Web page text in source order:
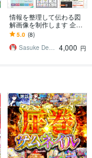
情報を整理して伝わる図
解画像を制作します 企業
での実務経験が豊富なデ
ザインのプロが対応しま
す
5.0 (8)
Sasuke Design 4,000 円